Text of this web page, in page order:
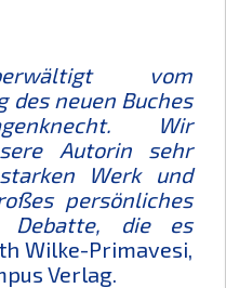
vom
des neuen Buches
Wir
Autorin sehr
Werk und
persönliches
Debatte, die es
Wilke-Primavesi,
Verlag.